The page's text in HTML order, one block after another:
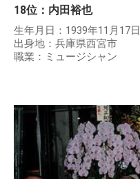
18位：内田裕也
生年月日：1939年11月17日
出身地：兵庫県西宮市
職業：ミュージシャン